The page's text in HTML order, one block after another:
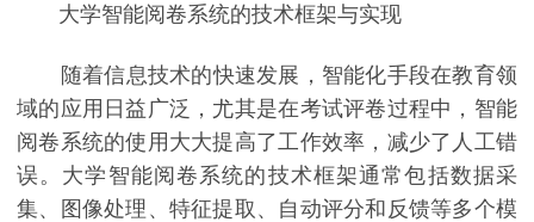
大学智能阅卷系统的技术框架与实现
随着信息技术的快速发展，智能化手段在教育领
域的应用日益广泛，尤其是在考试评卷过程中，智能
阅卷系统的使用大大提高了工作效率，减少了人工错
误。大学智能阅卷系统的技术框架通常包括数据采
集、图像处理、特征提取、自动评分和反馈等多个模